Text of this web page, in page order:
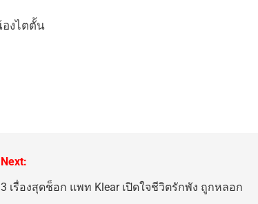
Next:
3 เรื่องสุดช็อก แพท Klear เปิดใจชีวิตรักพัง ถูกหลอก